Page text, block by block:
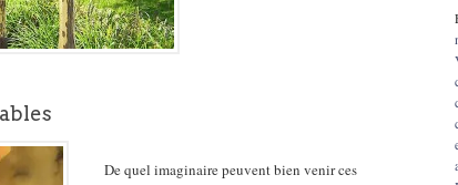
De quel imaginaire peuvent bien venir ces